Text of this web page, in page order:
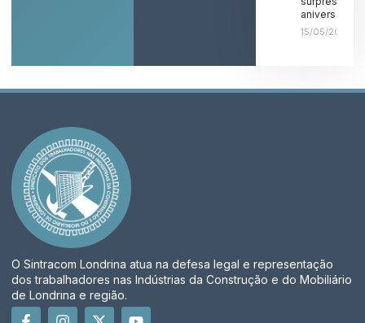
aniversário!
15/05/2026
O Sintracom Londrina atua na defesa legal e representação
dos trabalhadores nas Indústrias da Construção e do Mobiliário
de Londrina e região.